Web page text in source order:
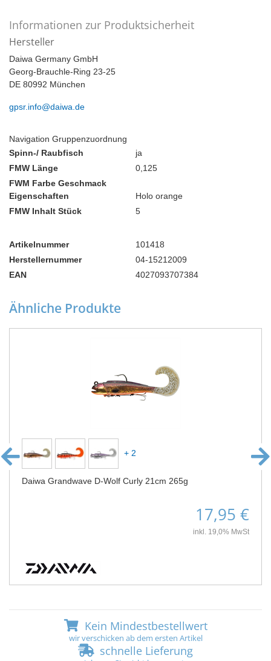
Informationen zur Produktsicherheit
Hersteller
Daiwa Germany GmbH
Georg-Brauchle-Ring 23-25
DE 80992 München
gpsr.info@daiwa.de
Navigation Gruppenzuordnung
Spinn-/ Raubfisch
ja
FMW Länge
0,125
FWM Farbe Geschmack
Eigenschaften
Holo orange
FMW Inhalt Stück
5
Artikelnummer
101418
Herstellernummer
04-15212009
EAN
4027093707384
Ähnliche Produkte
+ 2
Daiwa Grandwave D-Wolf Curly 21cm 265g
17,95 €
inkl. 19,0% MwSt
Kein Mindestbestellwert
wir verschicken ab dem ersten Artikel
schnelle Lieferung